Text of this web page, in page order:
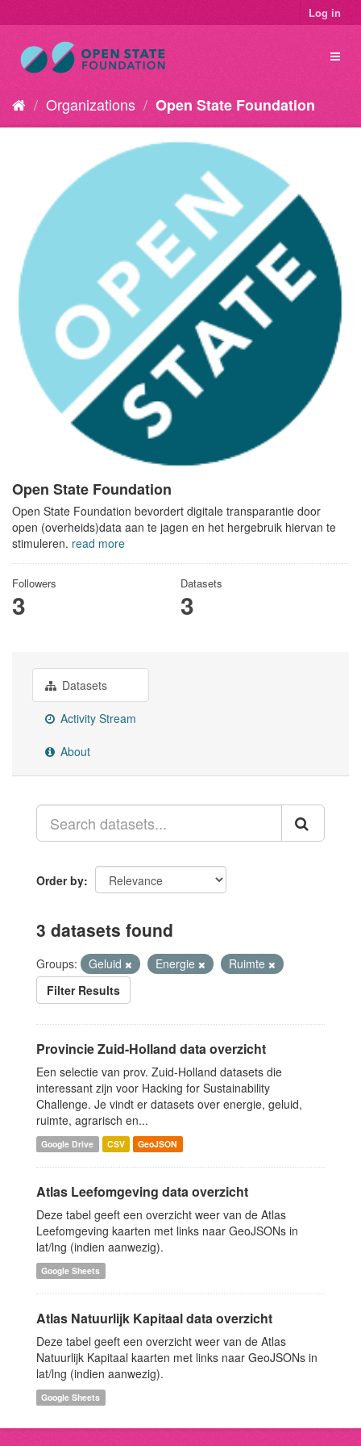
Log in
Organizations Open State Foundation
Open State Foundation
Open State Foundation bevordert digitale transparantie door
open (overheids)data aan te jagen en het hergebruik hiervan te
stimuleren. read more
Followers
3
Datasets
3
Datasets
Activity Stream
About
Order by
3 datasets found
Groups: Geluid Energie
Ruimte
Filter Results
Provincie Zuid-Holland data overzicht
Een selectie van prov. Zuid-Holland datasets die
interessant zijn voor Hacking for Sustainability
Challenge. Je vindt er datasets over energie, geluid,
ruimte, agrarisch en...
Google Drive CSV GeoJSON
Atlas Leefomgeving data overzicht
Deze tabel geeft een overzicht weer van de Atlas
Leefomgeving kaarten met links naar GeoJSONs in
lat/lng (indien aanwezig).
Google Sheets
Atlas Natuurlijk Kapitaal data overzicht
Deze tabel geeft een overzicht weer van de Atlas
Natuurlijk Kapitaal kaarten met links naar GeoJSONs in
lat/lng (indien aanwezig).
Google Sheets